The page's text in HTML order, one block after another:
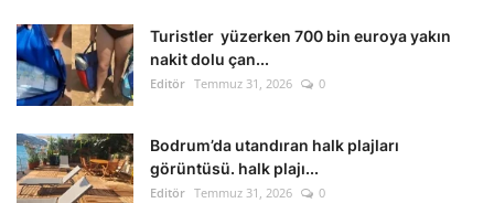
Turistler yüzerken 700 bin euroya yakın
nakit dolu çan...
Editör Temmuz 31, 2026 0
Bodrum’da utandıran halk plajları
görüntüsü. halk plajı...
Editör Temmuz 31, 2026 0